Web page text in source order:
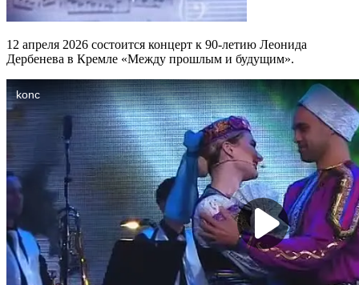
12 апреля 2026 состоится концерт к 90-летию Леонида
Дербенева в Кремле «Между прошлым и будущим».